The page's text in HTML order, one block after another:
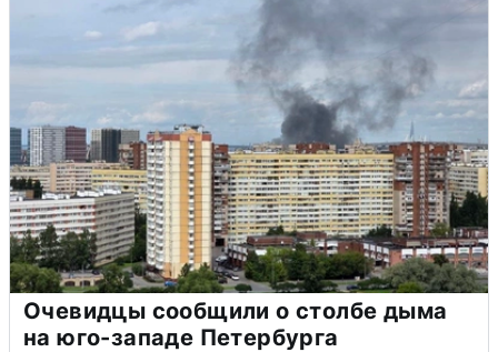
Очевидцы сообщили о столбе дыма
на юго-западе Петербурга